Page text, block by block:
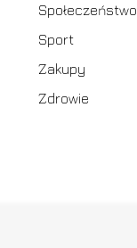
Społeczeństwo
Sport
Zakupy
Zdrowie